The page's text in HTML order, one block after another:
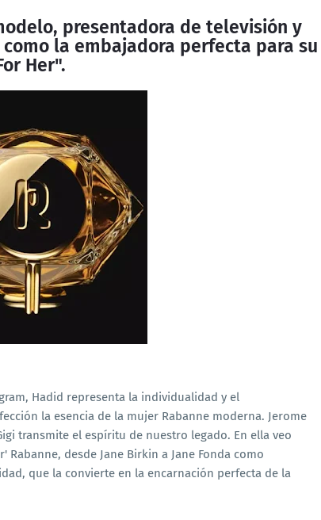
presentadora de televisión y
la embajadora perfecta para su
Her".
Hadid representa la individualidad y el
la esencia de la mujer Rabanne moderna. Jerome
transmite el espíritu de nuestro legado. En ella veo
desde Jane Birkin a Jane Fonda como
que la convierte en la encarnación perfecta de la